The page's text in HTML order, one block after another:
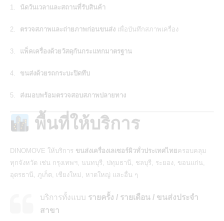
นัดวันเวลาและสถานที่รับสินค้า
ตรวจสภาพและถ่ายภาพก่อนขนส่ง เพื่อบันทึกสภาพเครื่อง
แพ็คเครื่องด้วยวัสดุกันกระแทกมาตรฐาน
ขนส่งด้วยรถกระบะปิดทึบ
ส่งมอบพร้อมตรวจสอบสภาพปลายทาง
พื้นที่ให้บริการ
DINOMOVE ให้บริการ ขนส่งเครื่องเลเซอร์ผิวทั่วประเทศไทยครอบคลุม
ทุกจังหวัด เช่น กรุงเทพฯ, นนทบุรี, ปทุมธานี, ชลบุรี, ระยอง, ขอนแก่น,
อุดรธานี, ภูเก็ต, เชียงใหม่, หาดใหญ่ และอื่น ๆ
บริการทั้งแบบ รายครั้ง / รายเดือน / ขนส่งประจำ
สาขา